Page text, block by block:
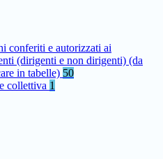
conferiti e autorizzati ai
(dirigenti e non dirigenti) (da
in tabelle) 50
collettiva 1